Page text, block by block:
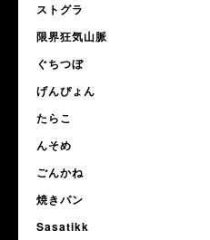
ストグラ
限界狂気山脈
ぐちつぼ
げんぴょん
たらこ
んそめ
ごんかね
焼きパン
Sasatikk